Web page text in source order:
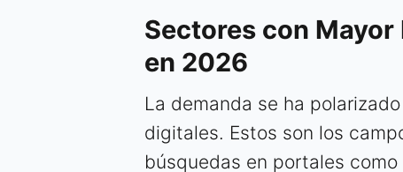
Sectores con
en 2026
La demanda se ha
digitales. Estos son los
búsquedas en portales como